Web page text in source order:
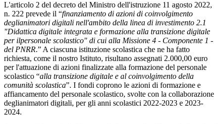
L'articolo 2 del decreto del Ministro dell'istruzione 11 agosto 2022,
n. 222 prevede il “finanziamento di azioni di coinvolgimento
deglianimatori digitali nell'ambito della linea di investimento 2.1
"Didattica digitale integrata e formazione alla transizione digitale
per ilpersonale scolastico" di cui alla Missione 4 - Componente 1 -
del PNRR.” A ciascuna istituzione scolastica che ne ha fatto
richiesta, come il nostro Istituto, risultano assegnati 2.000,00 euro
per l'attuazione di azioni finalizzate alla formazione del personale
scolastico “alla transizione digitale e al coinvolgimento della
comunità scolastica”. I fondi coprono le azioni di formazione e
affiancamento del personale scolastico, svolte con la collaborazione
deglianimatori digitali, per gli anni scolastici 2022-2023 e 2023-
2024.